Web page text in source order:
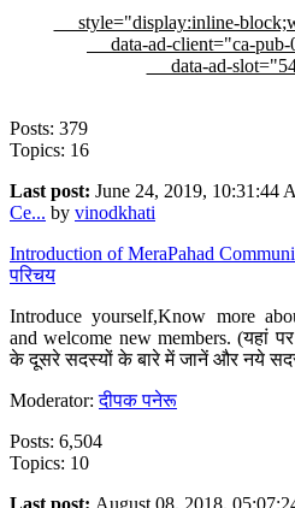
style="display:inline-
data-ad-client="ca-pub-
data-ad-
Posts: 379
Topics: 16
Last post: June 24, 2019, 10:31:44
Ce... by vinodkhati
Introduction of MeraPahad
परिचय
Introduce yourself,Know more
and welcome new members. (यहां
के दूसरे सदस्यों के बारे में जानें और नये
Moderator:दीपक पनेरू
Posts: 6,504
Topics: 10
Last post: August 08, 2018,